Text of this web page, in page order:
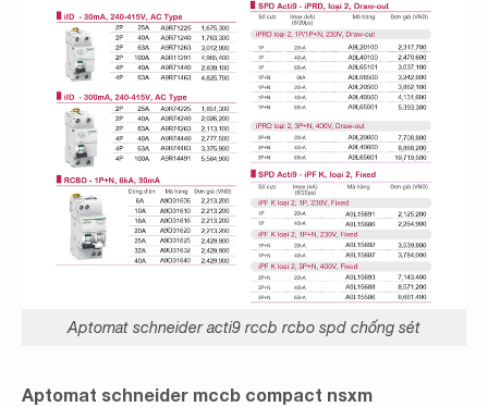
Aptomat schneider acti9 rccb rcbo spd chống sét
Aptomat schneider mccb compact nsxm